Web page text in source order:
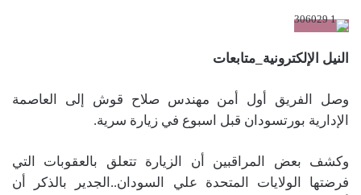
النيل الإلكترونية_متابعات
وصل الفريق أول أمن مهندس صلاح قوش إلى العاصمة
الإدارية بورتسودان قبل اسبوع في زيارة سرية.
وكشف بعض المراقبين أن الزيارة تتعلق بالعقوبات التي
فرضتها الولايات المتحدة علي السودان..الجدير بالذكر أن